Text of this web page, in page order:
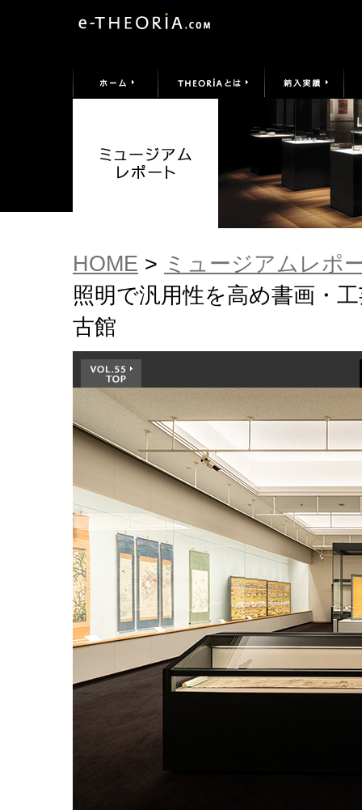
HOME > ミュージアムレポ
照明で汎用性を高め書画・
古館